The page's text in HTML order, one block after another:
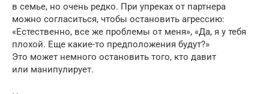
в семье, но очень редко. При упреках от партнера
можно согласиться, чтобы остановить агрессию:
«Естественно, все же проблемы от меня», «Да, я у тебя
плохой. Еще какие-то предположения будут?»
Это может немного остановить того, кто давит
или манипулирует.